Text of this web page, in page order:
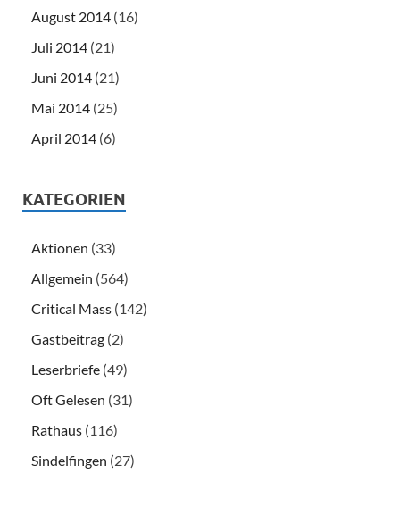
August 2014 (16)
Juli 2014 (21)
Juni 2014 (21)
Mai 2014 (25)
April 2014 (6)
KATEGORIEN
Aktionen (33)
Allgemein (564)
Critical Mass (142)
Gastbeitrag (2)
Leserbriefe (49)
Oft Gelesen (31)
Rathaus (116)
Sindelfingen (27)